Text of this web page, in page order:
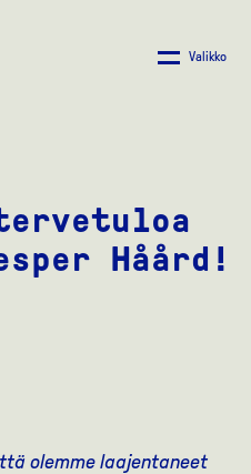
Valikko
Håård!
olemme laajentaneet